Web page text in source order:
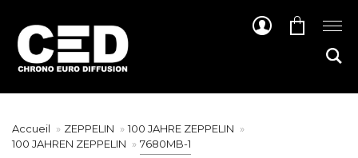
Accueil ZEPPELIN
100 JAHRE ZEPPELIN
100 JAHREN ZEPPELIN
7680MB-1